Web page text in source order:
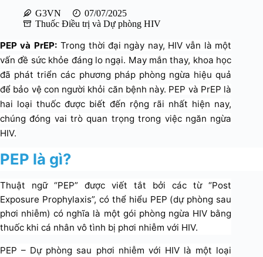
G3VN
07/07/2025
Thuốc Điều trị và Dự phòng HIV
PEP và PrEP: Trong thời đại ngày nay, HIV vẫn là một
vấn đề sức khỏe đáng lo ngại. May mắn thay, khoa học
đã phát triển các phương pháp phòng ngừa hiệu quả
để bảo vệ con người khỏi căn bệnh này. PEP và PrEP là
hai loại thuốc được biết đến rộng rãi nhất hiện nay,
chúng đóng vai trò quan trọng trong việc ngăn ngừa
HIV.
PEP là gì?
Thuật ngữ “PEP” được viết tắt bởi các từ “Post
Exposure Prophylaxis”, có thể hiểu PEP (dự phòng sau
phơi nhiễm) có nghĩa là một gói phòng ngừa HIV bằng
thuốc khi cá nhân vô tình bị phơi nhiễm với HIV.
​PEP – Dự phòng sau phơi nhiễm với HIV là một loại